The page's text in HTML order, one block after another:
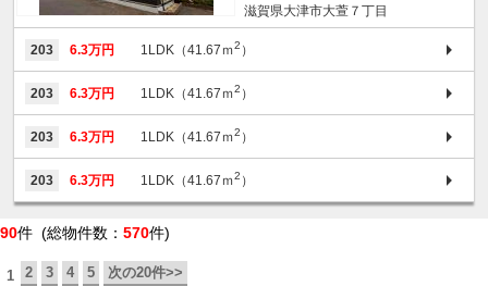
滋賀県大津市大萱７丁目
203 6.3万円 1LDK（41.67ｍ2 ）
203 6.3万円 1LDK（41.67ｍ2 ）
203 6.3万円 1LDK（41.67ｍ2 ）
203 6.3万円 1LDK（41.67ｍ2 ）
90件 (総物件数： 570件)
1 2 3 4 5 次の20件>>